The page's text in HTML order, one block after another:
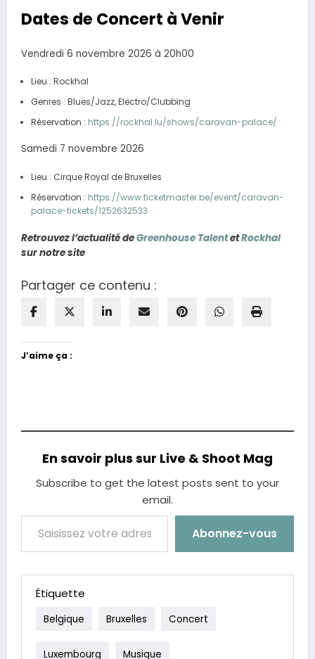
Dates de Concert à Venir
Vendredi 6 novembre 2026 à 20h00
Lieu : Rockhal
Genres : Blues/Jazz, Electro/Clubbing
Réservation : https://rockhal.lu/shows/caravan-palace/
Samedi 7 novembre 2026
Lieu : Cirque Royal de Bruxelles
Réservation : https://www.ticketmaster.be/event/caravan-
palace-tickets/1252632533
Retrouvez l’actualité deGreenhouse TalentetRockhal
sur notre site
Partager ce contenu :
J’aime ça :
En savoir plus sur Live & Shoot Mag
Subscribe to get the latest posts sent to your
email.
Saisissez votre adresse e-mail…
Abonnez-vous
Étiquette
Belgique Bruxelles Concert
Luxembourg Musique